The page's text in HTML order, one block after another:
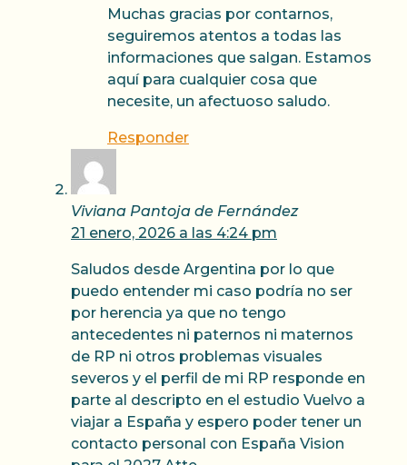
Muchas gracias por contarnos,
seguiremos atentos a todas las
informaciones que salgan. Estamos
aquí para cualquier cosa que
necesite, un afectuoso saludo.
Responder
Viviana Pantoja de Fernández
21 enero, 2026 a las 4:24 pm
Saludos desde Argentina por lo que
puedo entender mi caso podría no ser
por herencia ya que no tengo
antecedentes ni paternos ni maternos
de RP ni otros problemas visuales
severos y el perfil de mi RP responde en
parte al descripto en el estudio Vuelvo a
viajar a España y espero poder tener un
contacto personal con España Vision